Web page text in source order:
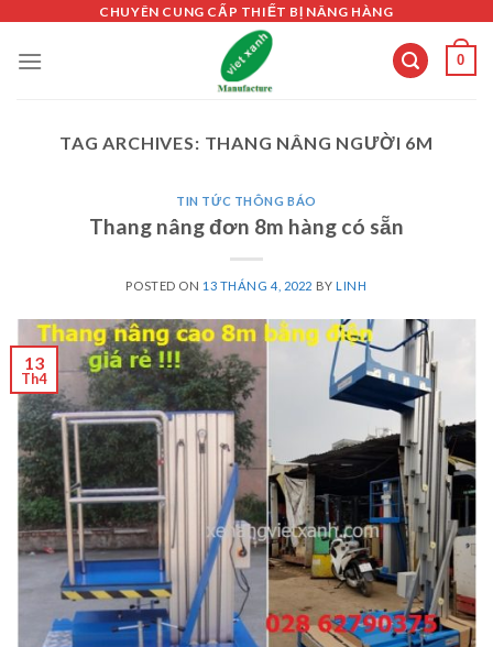
content
CHUYÊN CUNG CẤP THIẾT BỊ NÂNG HÀNG
0
TAG ARCHIVES: THANG NÂNG NGƯỜI 6M
TIN TỨC THÔNG BÁO
Thang nâng đơn 8m hàng có sẵn
POSTED ON 13 THÁNG 4, 2022 BYLINH
13
Th4